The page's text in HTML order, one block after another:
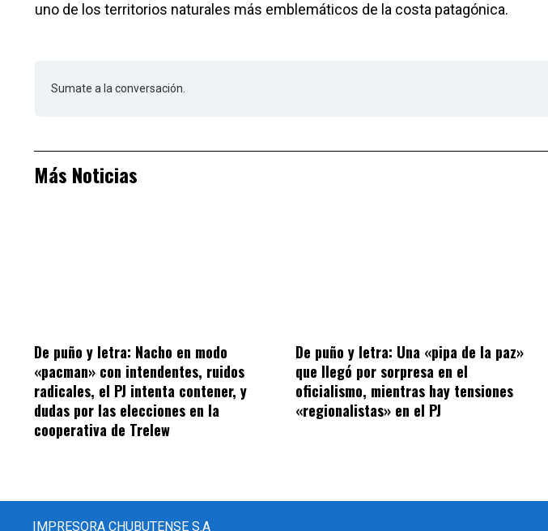
uno de los territorios naturales más emblemáticos de la costa patagónica.
Sumate a la conversación.
Más Noticias
De puño y letra: Nacho en modo
«pacman» con intendentes, ruidos
radicales, el PJ intenta contener, y
dudas por las elecciones en la
cooperativa de Trelew
De puño y letra: Una «pipa de la paz»
que llegó por sorpresa en el
oficialismo, mientras hay tensiones
«regionalistas» en el PJ
IMPRESORA CHUBUTENSE S.A